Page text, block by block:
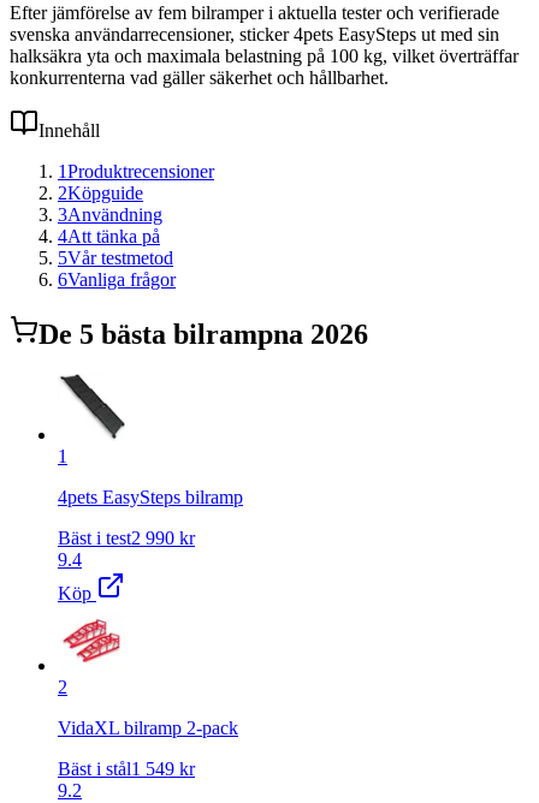
Efter jämförelse av fem bilramper i aktuella tester och verifierade
svenska användarrecensioner, sticker 4pets EasySteps ut med sin
halksäkra yta och maximala belastning på 100 kg, vilket överträffar
konkurrenterna vad gäller säkerhet och hållbarhet.
Innehåll
1Produktrecensioner
2Köpguide
3Användning
4Att tänka på
5Vår testmetod
6Vanliga frågor
De 5 bästa bilrampna 2026
1
4pets EasySteps bilramp
Bäst i test2 990 kr
9.4
Köp
2
VidaXL bilramp 2-pack
Bäst i stål1 549 kr
9.2